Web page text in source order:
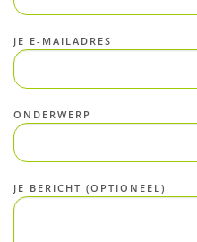
JE E-MAILADRES
ONDERWERP
JE BERICHT (OPTIONEEL)